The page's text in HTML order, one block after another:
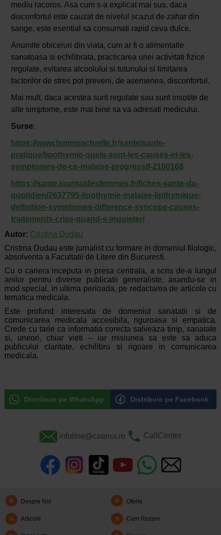
mediu racoros. Asa cum s-a explicat mai sus, daca
disconfortul este cauzat de nivelul scazut de zahar din
sange, este esential sa consumati rapid ceva dulce.
Anumite obiceiuri din viata, cum ar fi o alimentatie
sanatoasa si echilibrata, practicarea unei activitati fizice
regulate, evitarea alcoolului si tutunului si limitarea
factorilor de stres pot preveni, de asemenea, disconfortul.
Mai mult, daca acestea sunt regulate sau sunt insotite de
alte simptome, este mai bine sa va adresati medicului.
Surse:
https://www.femmeactuelle.fr/sante/sante-
pratique/lipothymie-quels-sont-les-causes-et-les-
symptomes-de-ce-malaise-progressif-2100168
https://sante.journaldesfemmes.fr/fiches-sante-du-
quotidien/2637795-lipothymie-malaise-lipthymique-
definition-symptomes-difference-syncope-causes-
traitements-crise-quand-s-inquieter/
Autor: Cristina Dudau
Cristina Dudau este jurnalist cu formare in domeniul filologic,
absolventa a Facultatii de Litere din Bucuresti.
Cu o cariera inceputa in presa centrala, a scris de-a lungul
anilor pentru diverse publicatii generaliste, axandu-se in
mod special, in ultima perioada, pe redactarea de articole cu
tematica medicala.
Este profund interesata de domeniul sanatatii si de
comunicarea medicala accesibila, riguroasa si empatica.
Crede cu tarie ca informatia corecta salveaza timp, sanatate
si, uneori, chiar vieti – iar misiunea sa este sa aduca
publicului claritate, echilibru si rigoare in comunicarea
medicala.
Distribuie pe WhatsApp Distribuie pe Facebook
infoline@catena.ro CallCenter
Despre Noi Oferte
Articole Cum Rezerv